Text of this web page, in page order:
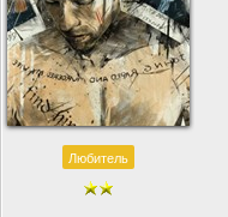
Любитель